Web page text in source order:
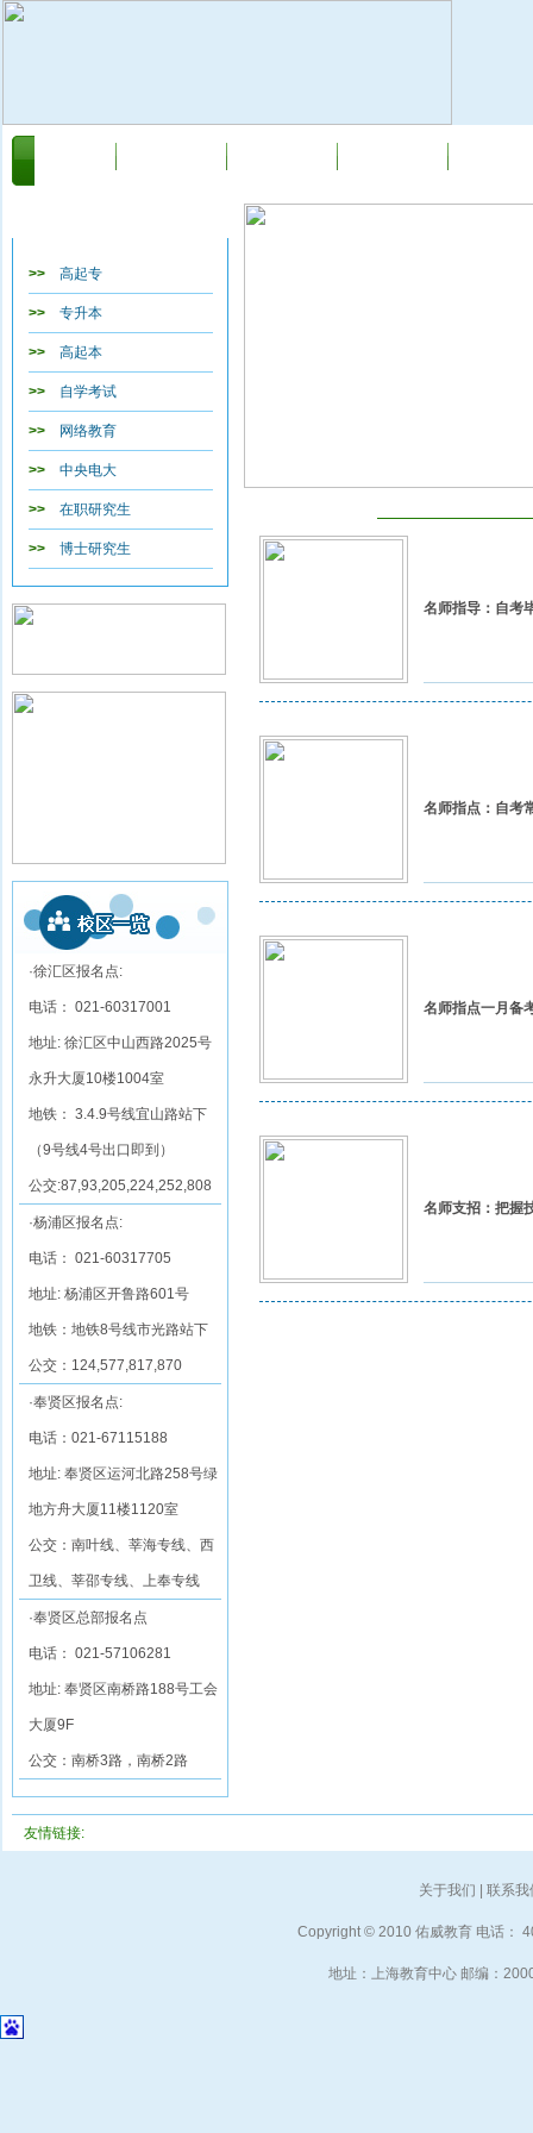
>> 高起专
>> 专升本
>> 高起本
>> 自学考试
>> 网络教育
>> 中央电大
>> 在职研究生
>> 博士研究生
·徐汇区报名点:
电话： 021-60317001
地址: 徐汇区中山西路2025号
永升大厦10楼1004室
地铁： 3.4.9号线宜山路站下
（9号线4号出口即到）
公交:87,93,205,224,252,808
·杨浦区报名点:
电话： 021-60317705
地址: 杨浦区开鲁路601号
地铁：地铁8号线市光路站下
公交：124,577,817,870
·奉贤区报名点:
电话：021-67115188
地址: 奉贤区运河北路258号绿
地方舟大厦11楼1120室
公交：南叶线、莘海专线、西
卫线、莘邵专线、上奉专线
·奉贤区总部报名点
电话： 021-57106281
地址: 奉贤区南桥路188号工会
大厦9F
公交：南桥3路，南桥2路
名师指导：自考
名师指点：自考
名师指点一月备
名师支招：把握
友情链接:
关于我们 联系我
Copyright © 2010 佑威教育 电话：
地址：上海教育中心 邮编：